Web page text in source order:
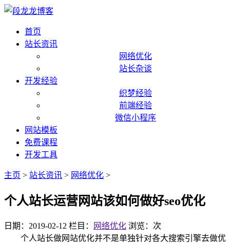
首页
站长资讯
网络优化
站长杂谈
开发经验
织梦经验
前端经验
微信小程序
网站模板
免费课程
开发工具
主页 > 站长资讯 > 网络优化 >
个人站长运营网站该如何做好seo优化
日期：2019-02-12 栏目： 网络优化 浏览： 次
个人站长做网站优化并不是单独针对各大搜索引擎去做优